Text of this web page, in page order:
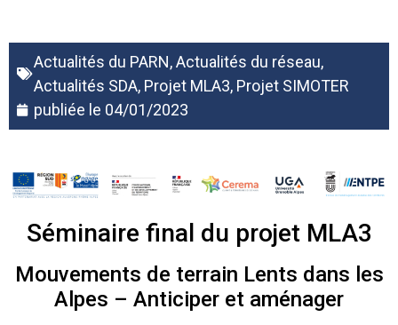
Actualités du PARN,Actualités du réseau,
Actualités SDA, Projet MLA3, Projet SIMOTER
publiée le 04/01/2023
Séminaire final du projet MLA3
Mouvements de terrain Lents dans les
Alpes – Anticiper et aménager